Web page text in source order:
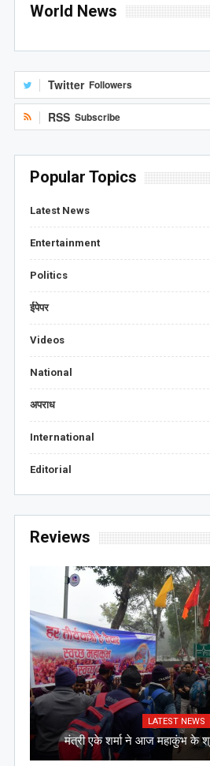
World News
Twitter Followers
RSS Subscribe
Popular Topics
Latest News
Entertainment
Politics
ईपेपर
Videos
National
अपराध
International
Editorial
Reviews
LATEST NEWS
मंत्री एके शर्मा ने आज महाकुंभ के